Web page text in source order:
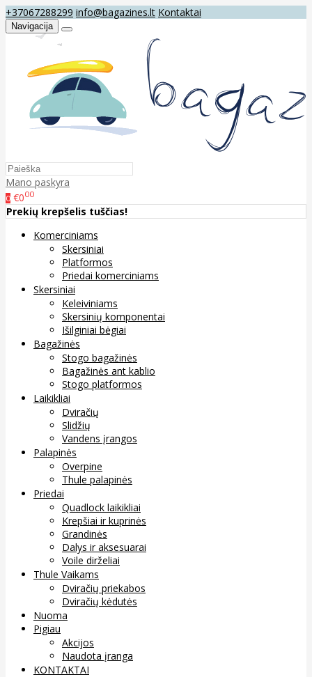
+37067288299 info@bagazines.lt Kontaktai
Navigacija
Mano paskyra
0 €000
Prekių krepšelis tuščias!
Komerciniams
Skersiniai
Platformos
Priedai komerciniams
Skersiniai
Keleiviniams
Skersinių komponentai
Išilginiai bėgiai
Bagažinės
Stogo bagažinės
Bagažinės ant kablio
Stogo platformos
Laikikliai
Dviračių
Slidžių
Vandens įrangos
Palapinės
Overpine
Thule palapinės
Priedai
Quadlock laikikliai
Krepšiai ir kuprinės
Grandinės
Dalys ir aksesuarai
Voile dirželiai
Thule Vaikams
Dviračių priekabos
Dviračių kėdutės
Nuoma
Pigiau
Akcijos
Naudota įranga
KONTAKTAI